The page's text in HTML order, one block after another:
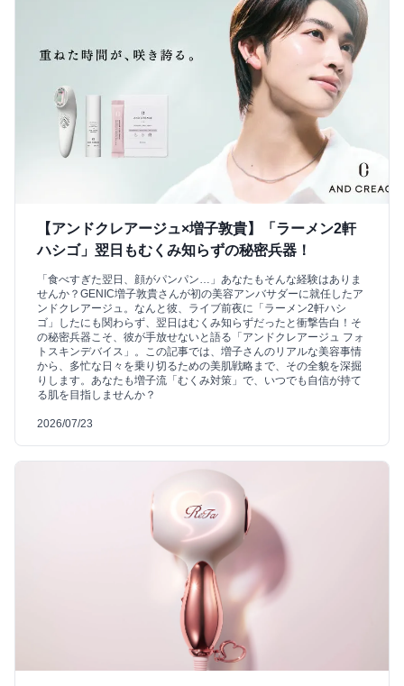
【アンドクレアージュ×増子敦貴】「ラーメン2軒
ハシゴ」翌日もむくみ知らずの秘密兵器！
「食べすぎた翌日、顔がパンパン…」あなたもそんな経験はありま
せんか？GENIC増子敦貴さんが初の美容アンバサダーに就任したア
ンドクレアージュ。なんと彼、ライブ前夜に「ラーメン2軒ハシ
ゴ」したにも関わらず、翌日はむくみ知らずだったと衝撃告白！そ
の秘密兵器こそ、彼が手放せないと語る「アンドクレアージュ フォ
トスキンデバイス」。この記事では、増子さんのリアルな美容事情
から、多忙な日々を乗り切るための美肌戦略まで、その全貌を深掘
りします。あなたも増子流「むくみ対策」で、いつでも自信が持て
る肌を目指しませんか？
2026/07/23